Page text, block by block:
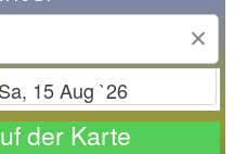
×
der Karte